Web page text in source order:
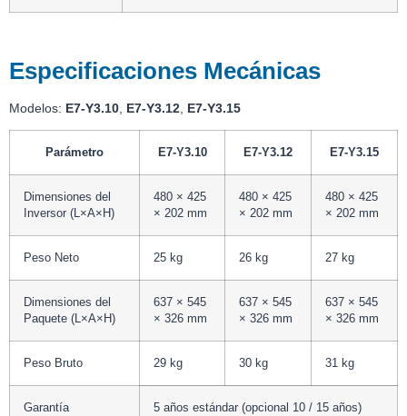
Especificaciones Mecánicas
Modelos: E7-Y3.10 E7-Y3.12 E7-Y3.15
Parámetro E7-Y3.10 E7-Y3.12 E7-Y3.15
Dimensiones del
Inversor (L×A×H)
480 × 425
× 202 mm
480 × 425
× 202 mm
480 × 425
× 202 mm
Peso Neto 25 kg 26 kg 27 kg
Dimensiones del
Paquete (L×A×H)
637 × 545
× 326 mm
637 × 545
× 326 mm
637 × 545
× 326 mm
Peso Bruto 29 kg 30 kg 31 kg
Garantía 5 años estándar (opcional 10 / 15 años)